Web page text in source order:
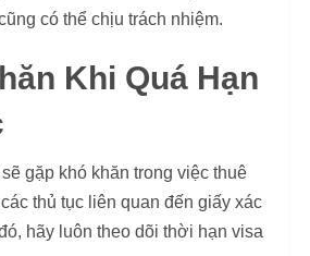
có thể chịu trách nhiệm.
Khi Quá Hạn
gặp khó khăn trong việc thuê
thủ tục liên quan đến giấy xác
hãy luôn theo dõi thời hạn visa